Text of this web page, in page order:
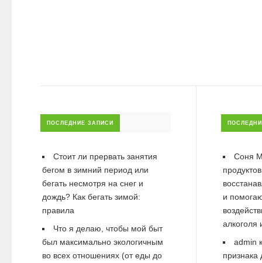
ПОСЛЕДНИЕ ЗАПИСИ
Стоит ли прервать занятия
бегом в зимний период или
бегать несмотря на снег и
дождь? Как бегать зимой:
правила
Что я делаю, чтобы мой быт
был максимально экологичным
во всех отношениях (от еды до
Соня
и
алкоголя
admin